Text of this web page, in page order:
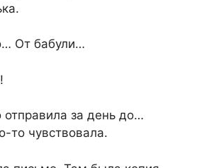
От бабули…
за день до…
то чувствовала.